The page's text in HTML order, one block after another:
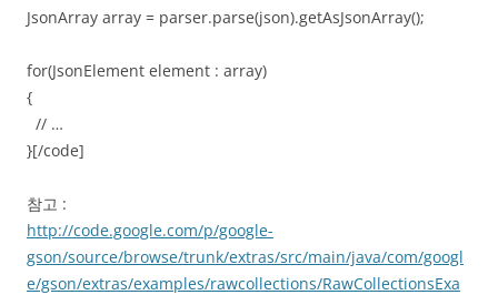
JsonArray array = parser.parse(json).getAsJsonArray();
for(JsonElement element : array)
{
// …
}[/code]
참고 :
http://code.google.com/p/google-
gson/source/browse/trunk/extras/src/main/java/com/googl
e/gson/extras/examples/rawcollections/RawCollectionsExa